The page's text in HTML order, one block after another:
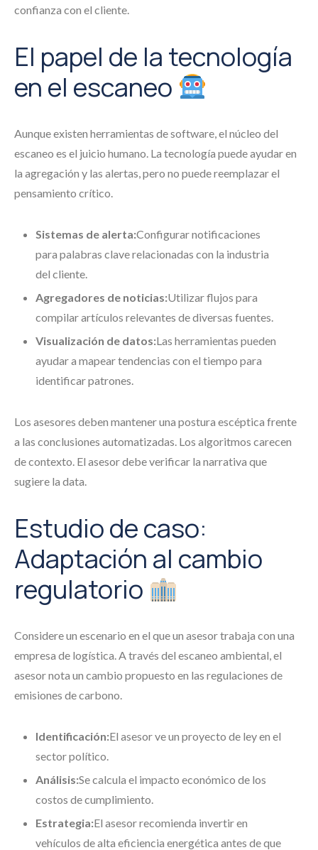
confianza con el cliente.
El papel de la tecnología
en el escaneo
Aunque existen herramientas de software, el núcleo del
escaneo es el juicio humano. La tecnología puede ayudar en
la agregación y las alertas, pero no puede reemplazar el
pensamiento crítico.
Sistemas de alerta:Configurar notificaciones
para palabras clave relacionadas con la industria
del cliente.
Agregadores de noticias:Utilizar flujos para
compilar artículos relevantes de diversas fuentes.
Visualización de datos:Las herramientas pueden
ayudar a mapear tendencias con el tiempo para
identificar patrones.
Los asesores deben mantener una postura escéptica frente
a las conclusiones automatizadas. Los algoritmos carecen
de contexto. El asesor debe verificar la narrativa que
sugiere la data.
Estudio de caso:
Adaptación al cambio
regulatorio
Considere un escenario en el que un asesor trabaja con una
empresa de logística. A través del escaneo ambiental, el
asesor nota un cambio propuesto en las regulaciones de
emisiones de carbono.
Identificación:El asesor ve un proyecto de ley en el
sector político.
Análisis:Se calcula el impacto económico de los
costos de cumplimiento.
Estrategia:El asesor recomienda invertir en
vehículos de alta eficiencia energética antes de que